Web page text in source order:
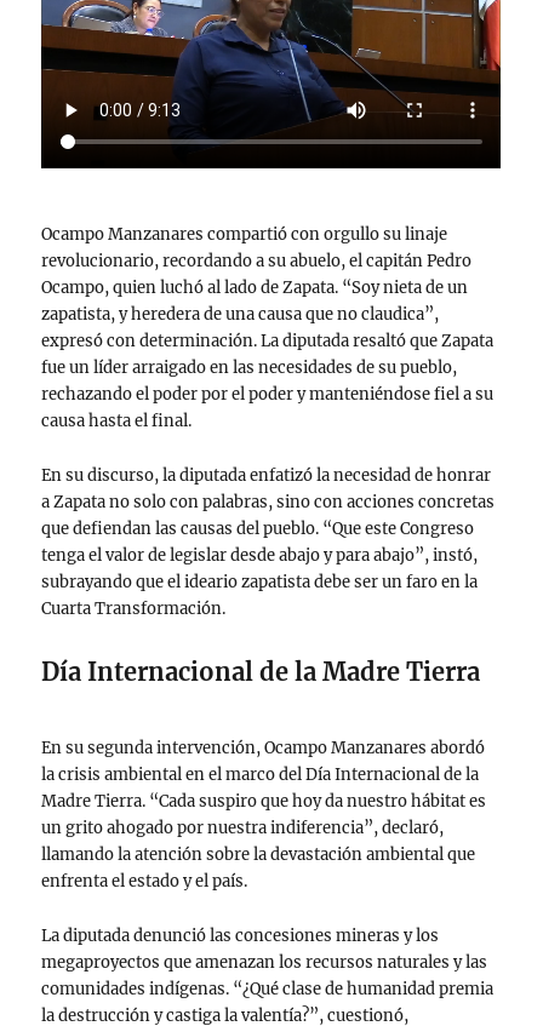
Ocampo Manzanares compartió con orgullo su linaje
revolucionario, recordando a su abuelo, el capitán Pedro
Ocampo, quien luchó al lado de Zapata. “Soy nieta de un
zapatista, y heredera de una causa que no claudica”,
expresó con determinación. La diputada resaltó que Zapata
fue un líder arraigado en las necesidades de su pueblo,
rechazando el poder por el poder y manteniéndose fiel a su
causa hasta el final.
En su discurso, la diputada enfatizó la necesidad de honrar
a Zapata no solo con palabras, sino con acciones concretas
que defiendan las causas del pueblo. “Que este Congreso
tenga el valor de legislar desde abajo y para abajo”, instó,
subrayando que el ideario zapatista debe ser un faro en la
Cuarta Transformación.
Día Internacional de la Madre Tierra
En su segunda intervención, Ocampo Manzanares abordó
la crisis ambiental en el marco del Día Internacional de la
Madre Tierra. “Cada suspiro que hoy da nuestro hábitat es
un grito ahogado por nuestra indiferencia”, declaró,
llamando la atención sobre la devastación ambiental que
enfrenta el estado y el país.
La diputada denunció las concesiones mineras y los
megaproyectos que amenazan los recursos naturales y las
comunidades indígenas. “¿Qué clase de humanidad premia
la destrucción y castiga la valentía?”, cuestionó,